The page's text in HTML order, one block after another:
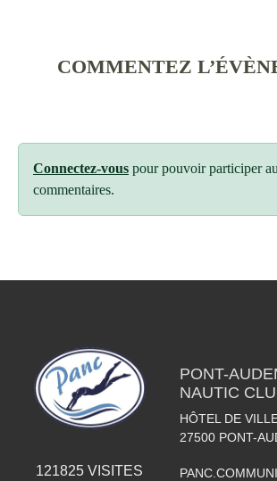
COMMENTEZ
Connectez-vous pour pouvoir participer
commentaires.
121825 VISITES
PONT-
NAUTIC
HÔTEL DE
27500 PONT-